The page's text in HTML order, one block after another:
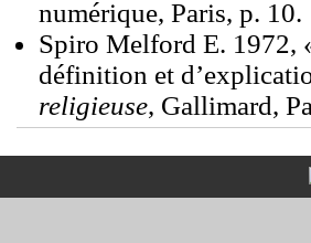
numérique, Paris, p. 10.
Spiro Melford E. 1972,
définition et
religieuse, Gallimard,